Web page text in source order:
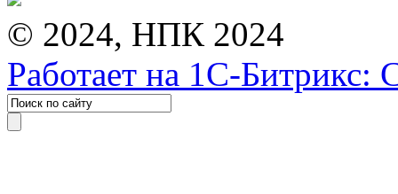
© 2024, НПК 2024
Работает на 1С-Битрикс: